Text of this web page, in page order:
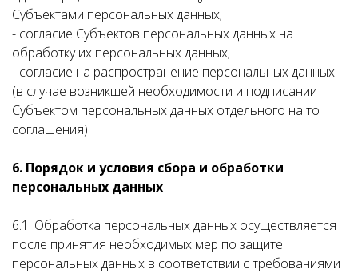
Субъектами персональных данных;
- согласие Субъектов персональных данных на
обработку их персональных данных;
- согласие на распространение персональных данных
(в случае возникшей необходимости и подписании
Субъектом персональных данных отдельного на то
соглашения).
6. Порядок и условия сбора и обработки
персональных данных
6.1. Обработка персональных данных осуществляется
после принятия необходимых мер по защите
персональных данных в соответствии с требованиями